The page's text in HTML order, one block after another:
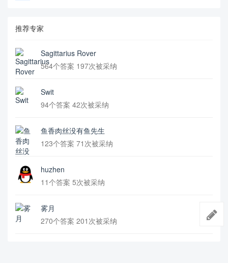
推荐专家
Sagittarius Rover
564个答案 197次被采纳
Swit
94个答案 42次被采纳
鱼香肉丝没有鱼先生
123个答案 71次被采纳
huzhen
11个答案 5次被采纳
雾月
270个答案 201次被采纳